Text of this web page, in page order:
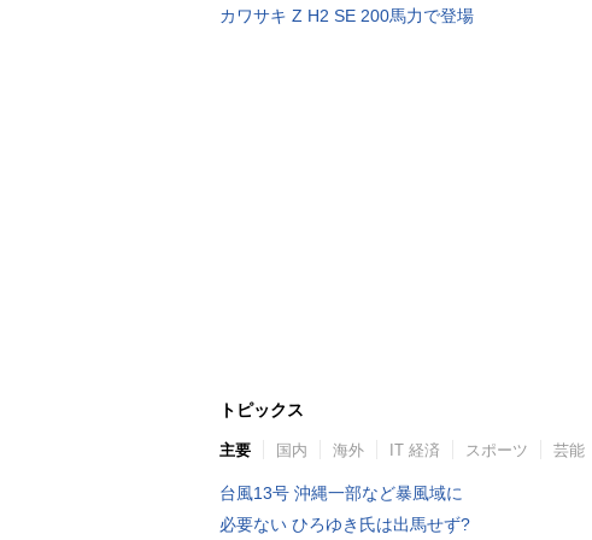
カワサキ Z H2 SE 200馬力で登場
トピックス
主要 国内 海外 IT 経済 スポーツ 芸能
台風13号 沖縄一部など暴風域に
必要ない ひろゆき氏は出馬せず?